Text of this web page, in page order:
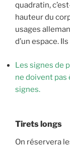
quadratin,
hauteur du
usages
d’un espace.
Les signes de
ne doivent pas
signes.
Tirets longs
On réservera